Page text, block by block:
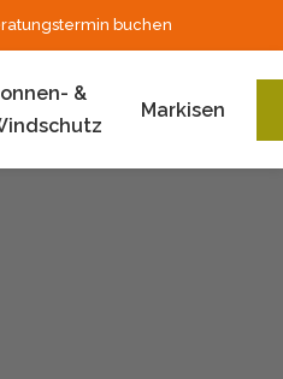
buchen
&
Markisen